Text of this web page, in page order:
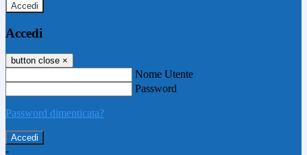
Accedi
Accedi
button close ×
Nome Utente
Password
Password dimenticata?
-